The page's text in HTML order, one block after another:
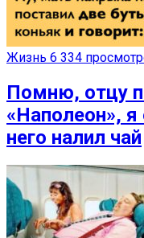
Жизнь 6 334
Помню, отцу
«Наполеон»,
него налил чай